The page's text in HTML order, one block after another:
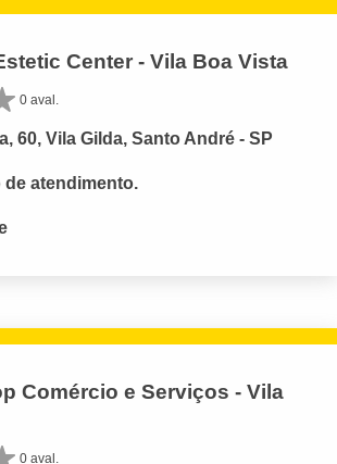
Center - Vila Boa Vista
0 aval.
60, Vila Gilda, Santo André - SP
atendimento.
Comércio e Serviços - Vila
0 aval.